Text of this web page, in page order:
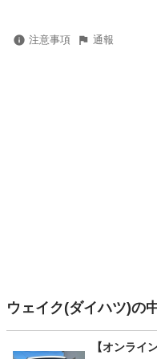
注意事項 通報
ウェイク(ダイハツ)の
【オンライ